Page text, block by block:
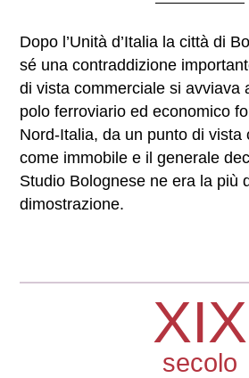
Dopo l’Unità d’Italia la città di
sé una contraddizione
di vista commerciale si avviava
polo ferroviario ed economico
Nord-Italia, da un punto di vista
come immobile e il generale
Studio Bolognese ne era la più
dimostrazione.
XIX
secolo